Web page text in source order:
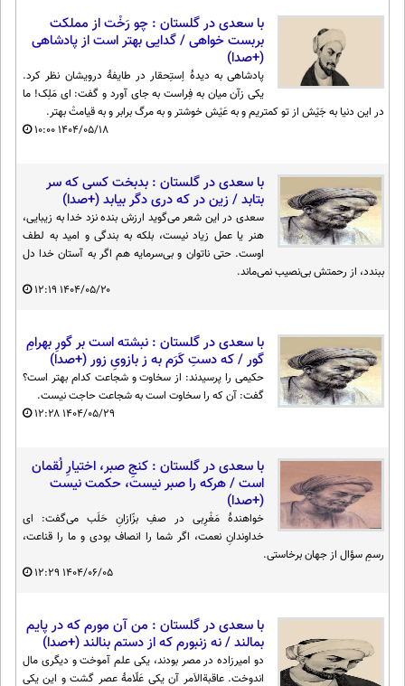
با سعدی در گلستان : چو رَخْت از مملکت
بربست خواهی / گدایی بهتر است از پادشاهی
(+صدا)
پادشاهی به دیدهٔ اِستِحقار در طایفهٔ درویشان نظر کرد.
یکی زآن میان به فِراست به جای آورد و گفت: ای مَلِک! ما
در این دنیا به جَیْش از تو کمتریم و به عَیْش خوشتر و به مرگ برابر و به قیامتْ بهتر.
۱۴۰۴/۰۵/۱۸۱۰:۰۰
با سعدی در گلستان : بدبخت کسی که سر
بتابد / زین در که دری دگر بیابد (+صدا)
سعدی در این شعر می‌گوید ارزش بنده نزد خدا به زیبایی،
هنر یا عمل زیاد نیست، بلکه به بندگی و امید به لطف
اوست. حتی ناتوان و بی‌سرمایه هم اگر به آستان خدا دل
ببندد، از رحمتش بی‌نصیب نمی‌ماند.
۱۴۰۴/۰۵/۲۰ ۱۲:۱۹
با سعدی در گلستان : نبشته است بر گورِ بهرامِ
گور / که دستِ کَرَم به ز بازویِ زور (+صدا)
حکیمی را پرسیدند: از سخاوت و شجاعت کدام بهتر است؟
گفت: آن که را سخاوت است به شجاعت حاجت نیست.
۱۴۰۴/۰۵/۲۹۱۲:۲۸
با سعدی در گلستان : کنجِ صبر، اختیارِ لُقمان
است / هر‌که را صبر نیست، حکمت نیست
(+صدا)
خواهندهٔ مَغْرِبی در صفِ بزّازانِ حَلَب می‌گفت: ای
خداوندانِ نعمت، اگر شما را انصاف بودی و ما را قناعت،
رسمِ سؤال از جهان برخاستی.
۱۴۰۴/۰۶/۰۵ ۱۲:۲۹
با سعدی در گلستان : من آن مورم که در پایم
بمالند / نه زنبورم که از دستم بنالند (+صدا)
دو امیرزاده در مصر بودند، یکی علم آموخت و دیگری مال
اندوخت. عاقبة‌الاَمر آن یکی عَلّامهٔ عصر گشت و این یکی